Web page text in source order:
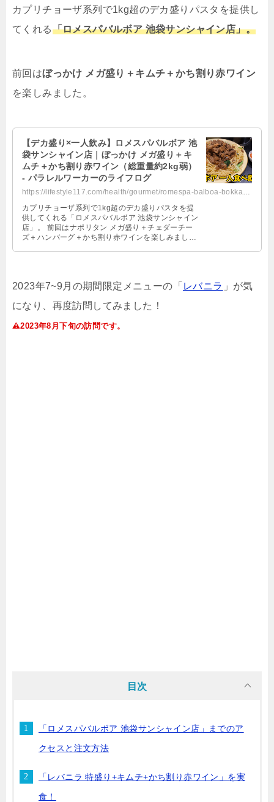
カプリチョーザ系列で1kg超のデカ盛りパスタを提供し
てくれる「ロメスパバルボア 池袋サンシャイン店」。
前回はぼっかけ メガ盛り＋キムチ＋かち割り赤ワイン
を楽しみました。
【デカ盛り×一人飲み】ロメスパバルボア 池
袋サンシャイン店｜ぼっかけ メガ盛り＋キ
ムチ＋かち割り赤ワイン（総重量約2kg弱）
- パラレルワーカーのライフログ
カプリチョーザ系列で1kg超のデカ盛りパスタを提
供してくれる「ロメスパバルボア 池袋サンシャイン
店」。 前回はナポリタン メガ盛り＋チェダーチー
ズ＋ハンバーグ＋かち割り赤ワインを楽しみまし
2023年7~9 月の期間限定メニューの「 レバニラ 」が気
になり、再度訪問してみました！
2023年8 月下旬の訪問です。
目次
「ロメスパバルボア 池袋サンシャイン店」までのア
クセスと注文方法
「レバニラ 特盛り+キムチ+かち割り赤ワイン」を実
食！